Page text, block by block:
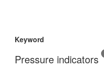
Keyword
Pressure indicators